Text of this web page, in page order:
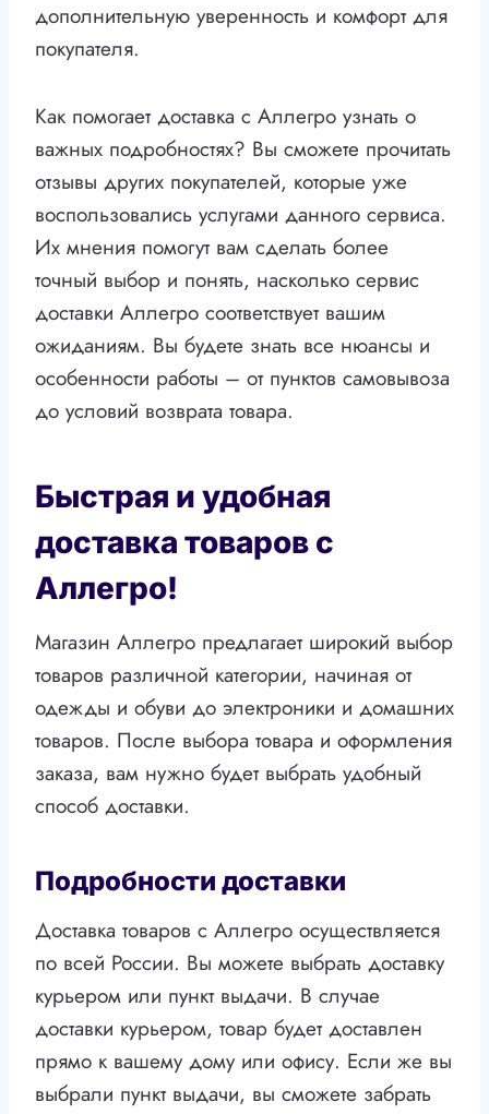
дополнительную уверенность и комфорт для
покупателя.
Как помогает доставка с Аллегро узнать о
важных подробностях? Вы сможете прочитать
отзывы других покупателей, которые уже
воспользовались услугами данного сервиса.
Их мнения помогут вам сделать более
точный выбор и понять, насколько сервис
доставки Аллегро соответствует вашим
ожиданиям. Вы будете знать все нюансы и
особенности работы – от пунктов самовывоза
до условий возврата товара.
Быстрая и удобная
доставка товаров с
Аллегро!
Магазин Аллегро предлагает широкий выбор
товаров различной категории, начиная от
одежды и обуви до электроники и домашних
товаров. После выбора товара и оформления
заказа, вам нужно будет выбрать удобный
способ доставки.
Подробности доставки
Доставка товаров с Аллегро осуществляется
по всей России. Вы можете выбрать доставку
курьером или пункт выдачи. В случае
доставки курьером, товар будет доставлен
прямо к вашему дому или офису. Если же вы
выбрали пункт выдачи, вы сможете забрать